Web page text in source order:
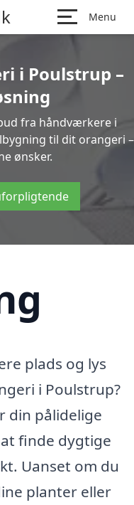
Menu
i Poulstrup –
fra håndværkere i
til dit orangeri –
ønsker.
plads og lys
i Poulstrup?
din pålidelige
finde dygtige
Uanset om du
planter eller